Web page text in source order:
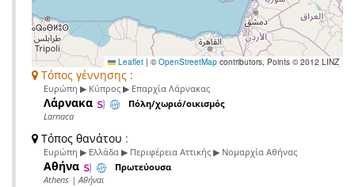
Leaflet | ©OpenStreetMap contributors, Points © 2012 LINZ
Τόπος γέννησης :
Ευρώπη ▶ Κύπρος ▶ Επαρχία Λάρνακας
Λάρνακα Πόλη/χωριό/οικισμός
Larnaca
Τόπος θανάτου :
Ευρώπη ▶ Ελλάδα ▶ Περιφέρεια Αττικής ▶ Νομαρχία Αθήνας
Αθήνα Πρωτεύουσα
Athens | Αθήναι